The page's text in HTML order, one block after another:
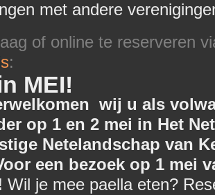
met andere
of online te reserveren
:
MEI!
wij u als
op 1 en 2 mei in Het
Netelandschap van
een bezoek op 1 mei
Wil je mee paella eten?